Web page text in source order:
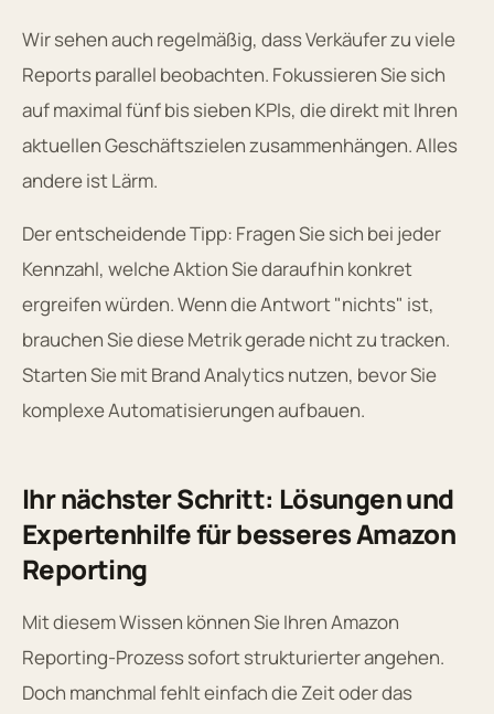
Wir sehen auch regelmäßig, dass Verkäufer zu viele
Reports parallel beobachten. Fokussieren Sie sich
auf maximal fünf bis sieben KPIs, die direkt mit Ihren
aktuellen Geschäftszielen zusammenhängen. Alles
andere ist Lärm.
Der entscheidende Tipp: Fragen Sie sich bei jeder
Kennzahl, welche Aktion Sie daraufhin konkret
ergreifen würden. Wenn die Antwort "nichts" ist,
brauchen Sie diese Metrik gerade nicht zu tracken.
Starten Sie mit Brand Analytics nutzen, bevor Sie
komplexe Automatisierungen aufbauen.
Ihr nächster Schritt: Lösungen und
Expertenhilfe für besseres Amazon
Reporting
Mit diesem Wissen können Sie Ihren Amazon
Reporting-Prozess sofort strukturierter angehen.
Doch manchmal fehlt einfach die Zeit oder das